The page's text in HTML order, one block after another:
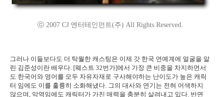
ⓒ 2007 CJ 엔터테인먼트(주) All Rights Reserved.
그러나 이들보다도 더 탁월한 캐스팅은 이제 갓 한국 연예계에 얼굴을 알
린 김준성이란 배우다. [웨스트 32번가]에서 가장 큰 비중을 차지하면서
도 한국어와 영어를 모두 자유자재로 구사해야하는 난이도가 높은 캐릭
터 임에도 이를 훌륭히 소화해냈다. 그의 대사와 연기는 전혀 어색하지
않으며, 악역임에도 캐릭터가 가진 매력을 충분히 살려내고 있다. 반면